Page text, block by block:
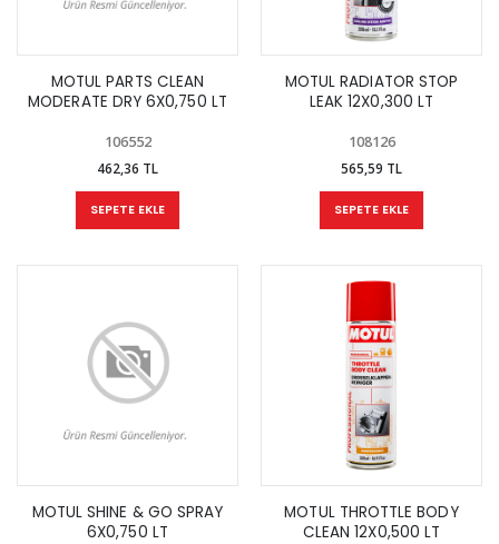
MOTUL PARTS CLEAN
MODERATE DRY 6X0,750 LT
106552
462,36 TL
SEPETE EKLE
MOTUL RADIATOR STOP
LEAK 12X0,300 LT
108126
565,59 TL
SEPETE EKLE
MOTUL SHINE & GO SPRAY
6X0,750 LT
MOTUL THROTTLE BODY
CLEAN 12X0,500 LT